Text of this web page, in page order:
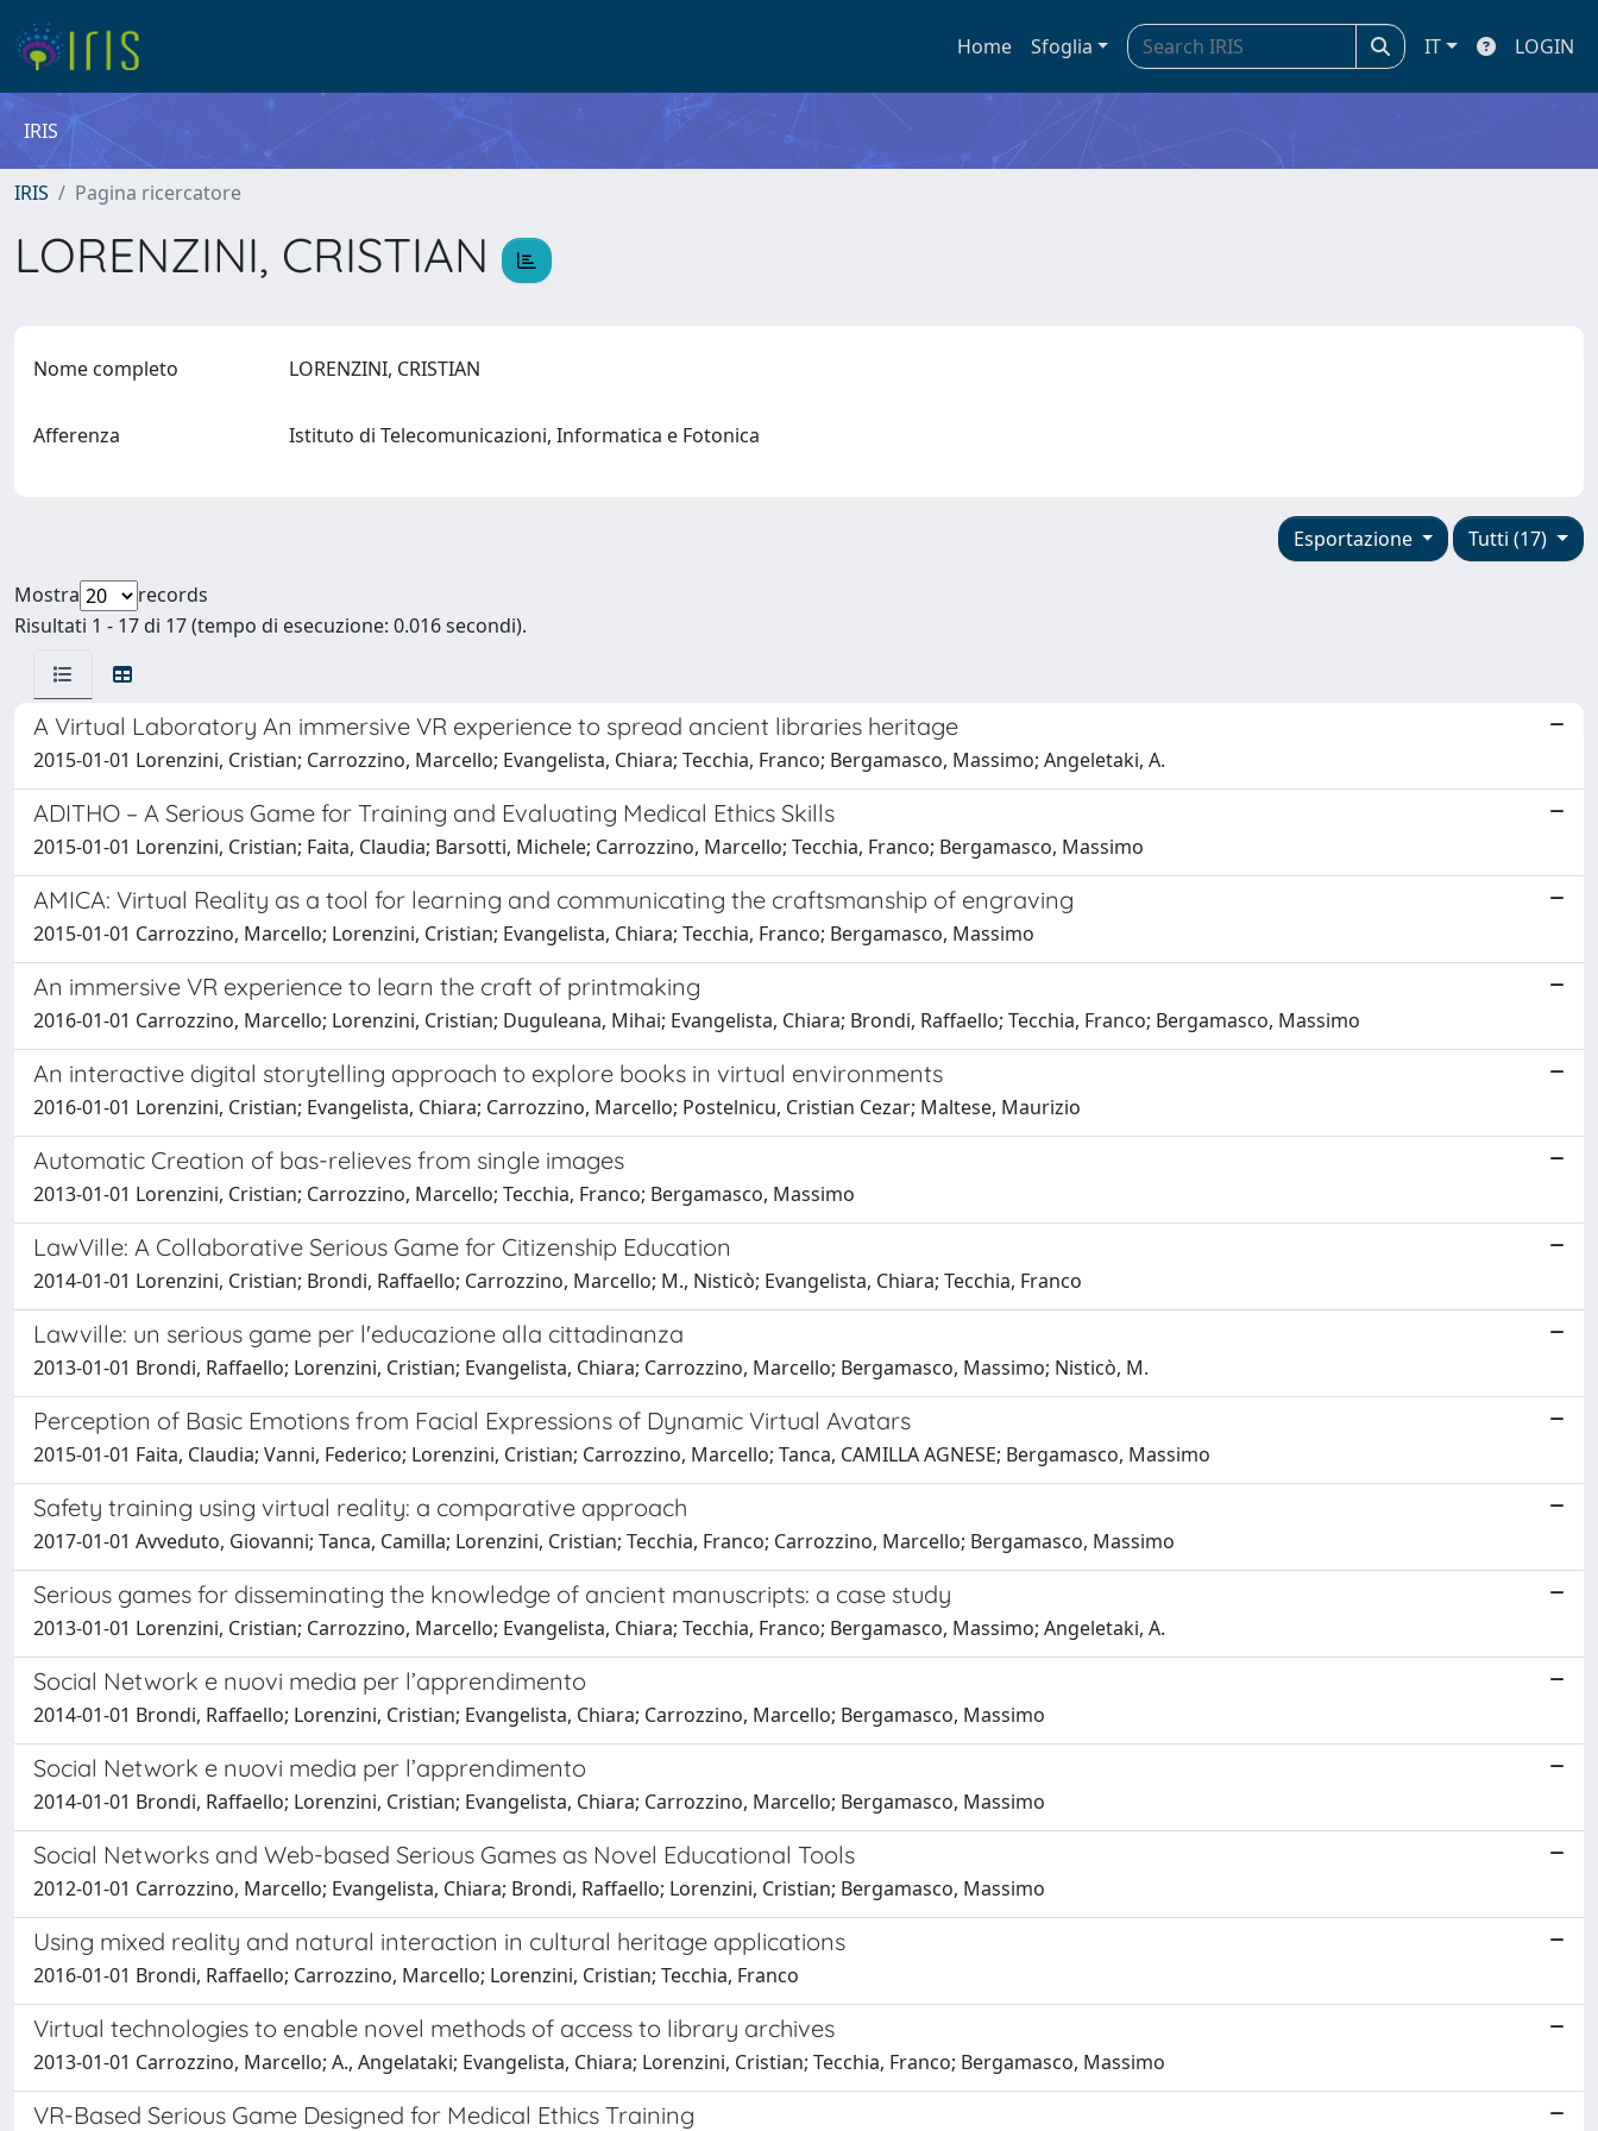
Home Sfoglia IT LOGIN
IRIS
IRIS Pagina ricercatore
LORENZINI, CRISTIAN
Nome completo LORENZINI, CRISTIAN
Afferenza Istituto di Telecomunicazioni, Informatica e Fotonica
Tutti (17)
Esportazione
Mostra
records
Risultati 1 - 17 di 17 (tempo di esecuzione: 0.016 secondi).
A Virtual Laboratory An immersive VR experience to spread ancient libraries heritage
2015-01-01 Lorenzini, Cristian; Carrozzino, Marcello; Evangelista, Chiara; Tecchia, Franco; Bergamasco, Massimo; Angeletaki, A.
ADITHO – A Serious Game for Training and Evaluating Medical Ethics Skills
2015-01-01 Lorenzini, Cristian; Faita, Claudia; Barsotti, Michele; Carrozzino, Marcello; Tecchia, Franco; Bergamasco, Massimo
AMICA: Virtual Reality as a tool for learning and communicating the craftsmanship of engraving
2015-01-01 Carrozzino, Marcello; Lorenzini, Cristian; Evangelista, Chiara; Tecchia, Franco; Bergamasco, Massimo
An immersive VR experience to learn the craft of printmaking
2016-01-01 Carrozzino, Marcello; Lorenzini, Cristian; Duguleana, Mihai; Evangelista, Chiara; Brondi, Raffaello; Tecchia, Franco; Bergamasco, Massimo
An interactive digital storytelling approach to explore books in virtual environments
2016-01-01 Lorenzini, Cristian; Evangelista, Chiara; Carrozzino, Marcello; Postelnicu, Cristian Cezar; Maltese, Maurizio
Automatic Creation of bas-relieves from single images
2013-01-01 Lorenzini, Cristian; Carrozzino, Marcello; Tecchia, Franco; Bergamasco, Massimo
LawVille: A Collaborative Serious Game for Citizenship Education
2014-01-01 Lorenzini, Cristian; Brondi, Raffaello; Carrozzino, Marcello; M., Nisticò; Evangelista, Chiara; Tecchia, Franco
Lawville: un serious game per l'educazione alla cittadinanza
2013-01-01 Brondi, Raffaello; Lorenzini, Cristian; Evangelista, Chiara; Carrozzino, Marcello; Bergamasco, Massimo; Nisticò, M.
Perception of Basic Emotions from Facial Expressions of Dynamic Virtual Avatars
2015-01-01 Faita, Claudia; Vanni, Federico; Lorenzini, Cristian; Carrozzino, Marcello; Tanca, CAMILLA AGNESE; Bergamasco, Massimo
Safety training using virtual reality: a comparative approach
2017-01-01 Avveduto, Giovanni; Tanca, Camilla; Lorenzini, Cristian; Tecchia, Franco; Carrozzino, Marcello; Bergamasco, Massimo
Serious games for disseminating the knowledge of ancient manuscripts: a case study
2013-01-01 Lorenzini, Cristian; Carrozzino, Marcello; Evangelista, Chiara; Tecchia, Franco; Bergamasco, Massimo; Angeletaki, A.
Social Network e nuovi media per l’apprendimento
2014-01-01 Brondi, Raffaello; Lorenzini, Cristian; Evangelista, Chiara; Carrozzino, Marcello; Bergamasco, Massimo
Social Network e nuovi media per l’apprendimento
2014-01-01 Brondi, Raffaello; Lorenzini, Cristian; Evangelista, Chiara; Carrozzino, Marcello; Bergamasco, Massimo
Social Networks and Web-based Serious Games as Novel Educational Tools
2012-01-01 Carrozzino, Marcello; Evangelista, Chiara; Brondi, Raffaello; Lorenzini, Cristian; Bergamasco, Massimo
Using mixed reality and natural interaction in cultural heritage applications
2016-01-01 Brondi, Raffaello; Carrozzino, Marcello; Lorenzini, Cristian; Tecchia, Franco
Virtual technologies to enable novel methods of access to library archives
2013-01-01 Carrozzino, Marcello; A., Angelataki; Evangelista, Chiara; Lorenzini, Cristian; Tecchia, Franco; Bergamasco, Massimo
VR-Based Serious Game Designed for Medical Ethics Training